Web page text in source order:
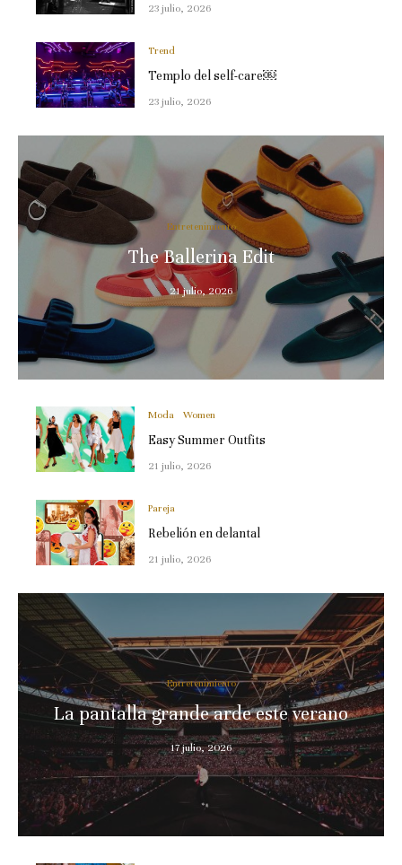
23 julio, 2026
Trend
Templo del self-care￼
23 julio, 2026
Entretenimiento
The Ballerina Edit
21 julio, 2026
Moda Women
Easy Summer Outfits
21 julio, 2026
Pareja
Rebelión en delantal
21 julio, 2026
Entretenimiento
La pantalla grande arde este verano
17 julio, 2026